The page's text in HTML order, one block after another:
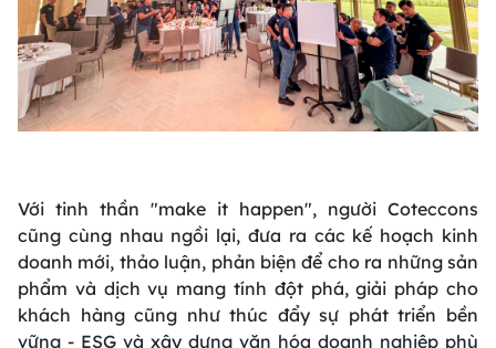
Với tinh thần "make it happen", người Coteccons
cũng cùng nhau ngồi lại, đưa ra các kế hoạch kinh
doanh mới, thảo luận, phản biện để cho ra những sản
phẩm và dịch vụ mang tính đột phá, giải pháp cho
khách hàng cũng như thúc đẩy sự phát triển bền
vững - ESG và xây dựng văn hóa doanh nghiệp phù